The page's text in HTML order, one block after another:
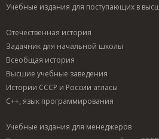
Учебные издания для поступающих в
Отечественная история
Задачник для начальной школы
Всеобщая история
Высшие учебные заведения
Истории СССР и России атласы
C++, язык программирования
Учебные издания для менеджеров